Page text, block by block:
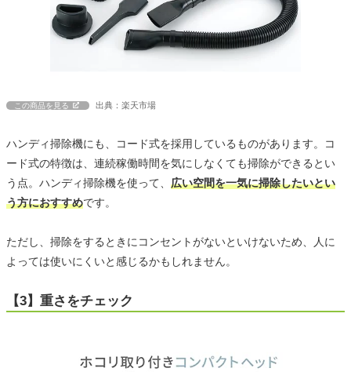
この商品を見る 出典：楽天市場
ハンディ掃除機にも、コード式を採用しているものがあります。コ
ード式の特徴は、連続稼働時間を気にしなくても掃除ができるとい
う点。ハンディ掃除機を使って、 広い空間を一気に掃除したいとい
う方におすすめです。
ただし、掃除をするときにコンセントがないといけないため、人に
よっては使いにくいと感じるかもしれません。
【3】重さをチェック